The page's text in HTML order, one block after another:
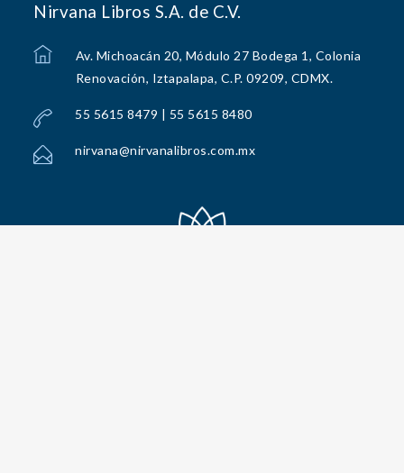
Nirvana Libros S.A. de C.V.
Av. Michoacán 20, Módulo 27 Bodega 1, Colonia
Renovación, Iztapalapa, C.P. 09209, CDMX.
55 5615 8479 | 55 5615 8480
nirvana@nirvanalibros.com.mx